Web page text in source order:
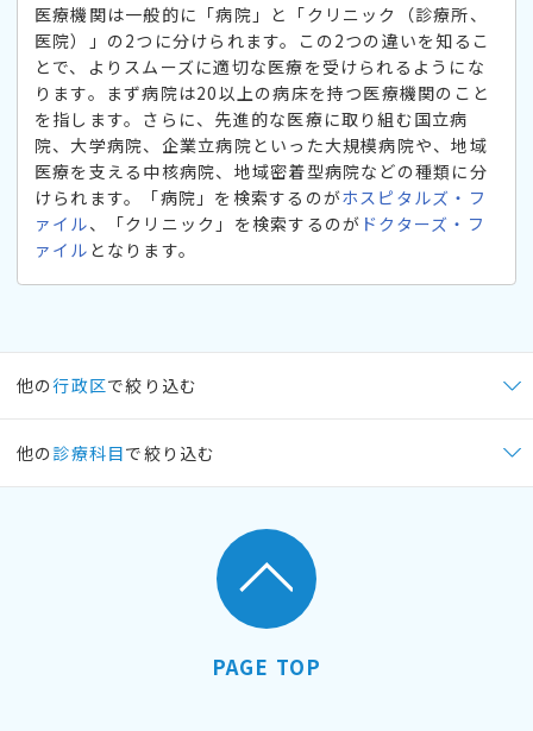
医療機関は一般的に「病院」と「クリニック（診療所、
医院）」の2つに分けられます。この2つの違いを知るこ
とで、よりスムーズに適切な医療を受けられるようにな
ります。まず病院は20以上の病床を持つ医療機関のこと
を指します。さらに、先進的な医療に取り組む国立病
院、大学病院、企業立病院といった大規模病院や、地域
医療を支える中核病院、地域密着型病院などの種類に分
けられます。「病院」を検索するのがホスピタルズ・フ
ァイル、「クリニック」を検索するのが ドクターズ・フ
ァイル となります。
他の行政区で絞り込む
他の 診療科目で絞り込む
PAGE TOP